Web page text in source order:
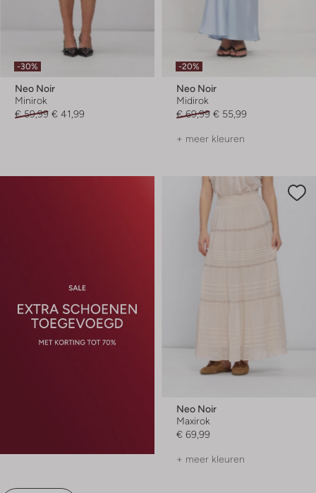
-30%
Neo Noir
Minirok
€ 59,99 € 41,99
-20%
Neo Noir
Midirok
€ 69,99 € 55,99
+ meer kleuren
Neo Noir
Maxirok
€ 69,99
+ meer kleuren